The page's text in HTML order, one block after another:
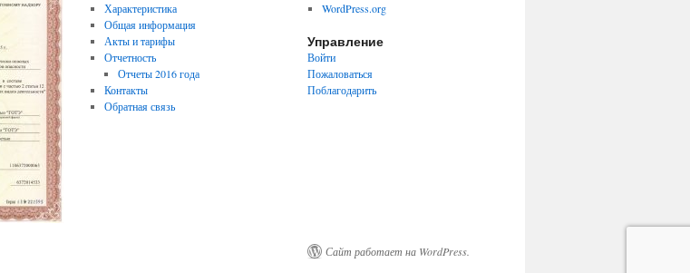
Характеристика
Общая информация
Акты и тарифы
Отчетность
Отчеты 2016 года
Контакты
Обратная связь
WordPress.org
Управление
Войти
Пожаловаться
Поблагодарить
Сайт работает на WordPress.